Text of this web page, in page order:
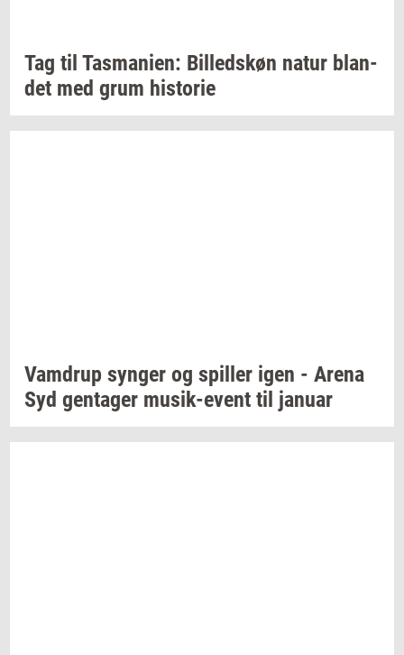
Tag til Tas­ma­ni­en: Bil­leds­køn natur blan­
det med grum hi­sto­rie
Vam­d­rup syn­ger og spil­ler igen - Arena
Syd gen­ta­ger musik-​event til ja­nu­ar